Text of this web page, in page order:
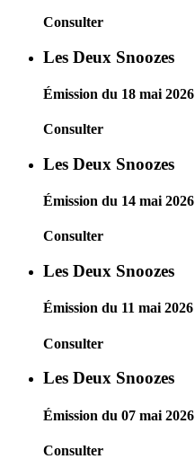
Consulter
Les Deux Snoozes
Émission du 18 mai 2026
Consulter
Les Deux Snoozes
Émission du 14 mai 2026
Consulter
Les Deux Snoozes
Émission du 11 mai 2026
Consulter
Les Deux Snoozes
Émission du 07 mai 2026
Consulter